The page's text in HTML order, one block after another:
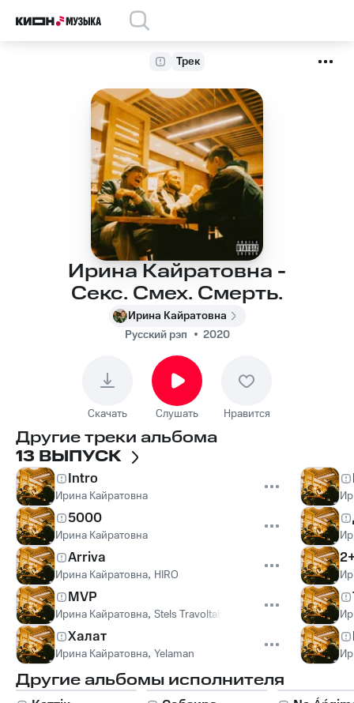
Трек
Ирина Кайратовна -
Секс. Смех. Смерть.
Ирина Кайратовна
Русский рэп
2020
Скачать Слушать Нравится
Другие треки альбома
13 ВЫПУСК
Intro
Ирина Кайратовна
5000
Ирина Кайратовна
Arriva
Ирина Кайратовна, HIRO
MVP
Ирина Кайратовна, Stels Travoltah
Халат
Ирина Кайратовна, Yelaman
Другие альбомы исполнителя